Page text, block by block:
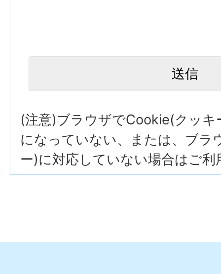
(注意)ブラウザでCookie(クッキ
になっていない、または、ブラ
ー)に対応していない場合はご利